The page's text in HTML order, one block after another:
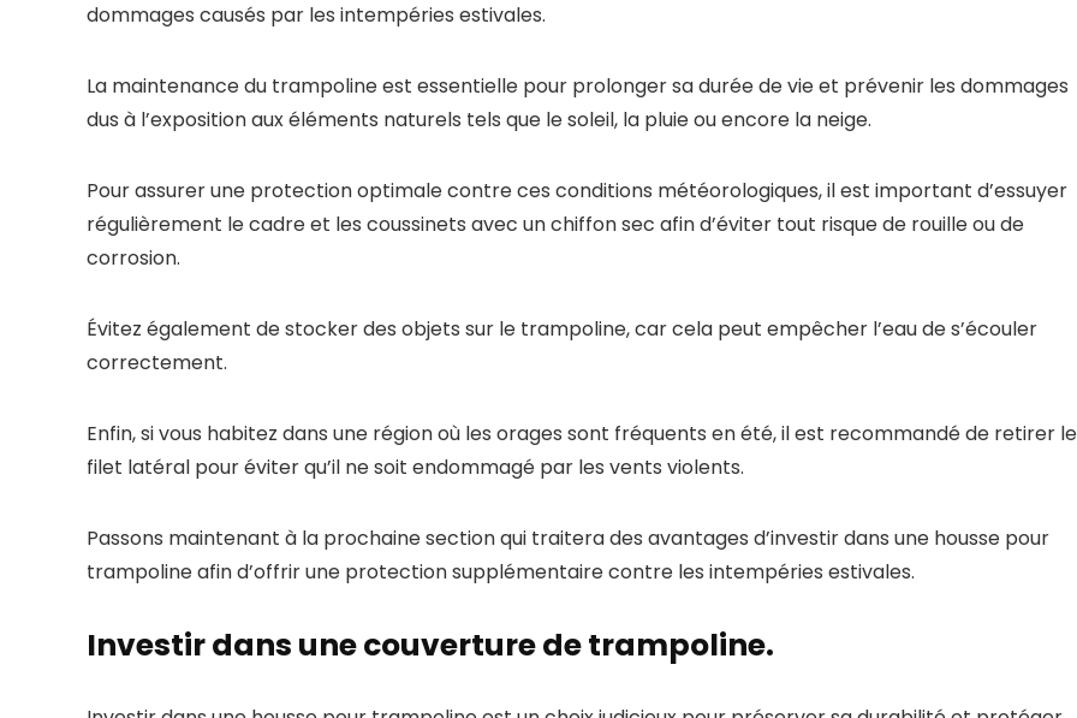
dommages causés par les intempéries estivales.
La maintenance du trampoline est essentielle pour prolonger sa durée de vie et prévenir les dommages
dus à l’exposition aux éléments naturels tels que le soleil, la pluie ou encore la neige.
Pour assurer une protection optimale contre ces conditions météorologiques, il est important d’essuyer
régulièrement le cadre et les coussinets avec un chiffon sec afin d’éviter tout risque de rouille ou de
corrosion.
Évitez également de stocker des objets sur le trampoline, car cela peut empêcher l’eau de s’écouler
correctement.
Enfin, si vous habitez dans une région où les orages sont fréquents en été, il est recommandé de retirer le
filet latéral pour éviter qu’il ne soit endommagé par les vents violents.
Passons maintenant à la prochaine section qui traitera des avantages d’investir dans une housse pour
trampoline afin d’offrir une protection supplémentaire contre les intempéries estivales.
Investir dans une couverture de trampoline.